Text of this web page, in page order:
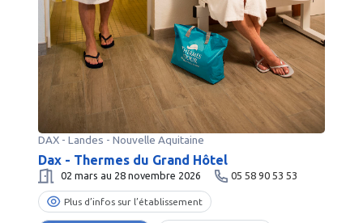
DAX- Landes - Nouvelle Aquitaine
Dax - Thermes du Grand Hôtel
02 mars au 28 novembre 2026 05 58 90 53 53
Plus d’infos sur l’établissement